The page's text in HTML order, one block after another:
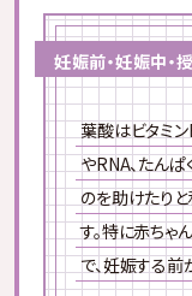
妊娠前・妊娠中・
葉酸はビタミ
やRNA、たん
のを助けたり
す。特に赤ち
で、妊娠する